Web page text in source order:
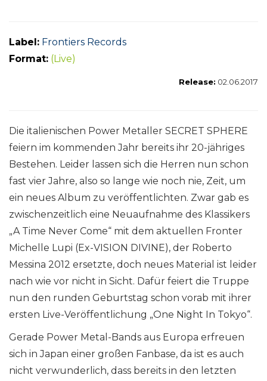
Label: Frontiers Records
Format: (Live)
Release: 02.06.2017
Die italienischen Power Metaller SECRET SPHERE
feiern im kommenden Jahr bereits ihr 20-jähriges
Bestehen. Leider lassen sich die Herren nun schon
fast vier Jahre, also so lange wie noch nie, Zeit, um
ein neues Album zu veröffentlichten. Zwar gab es
zwischenzeitlich eine Neuaufnahme des Klassikers
„A Time Never Come“ mit dem aktuellen Fronter
Michelle Lupi (Ex-VISION DIVINE), der Roberto
Messina 2012 ersetzte, doch neues Material ist leider
nach wie vor nicht in Sicht. Dafür feiert die Truppe
nun den runden Geburtstag schon vorab mit ihrer
ersten Live-Veröffentlichung „One Night In Tokyo“.
Gerade Power Metal-Bands aus Europa erfreuen
sich in Japan einer großen Fanbase, da ist es auch
nicht verwunderlich, dass bereits in den letzten